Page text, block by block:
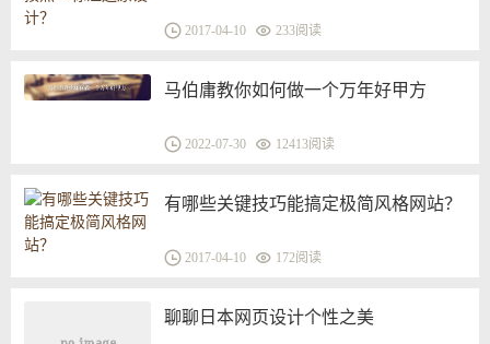
2017-04-10 233阅读
马伯庸教你如何做一个万年好甲方
2022-07-30 12413阅读
有哪些关键技巧能搞定极简风格网站？
2017-04-10 172阅读
聊聊日本网页设计个性之美